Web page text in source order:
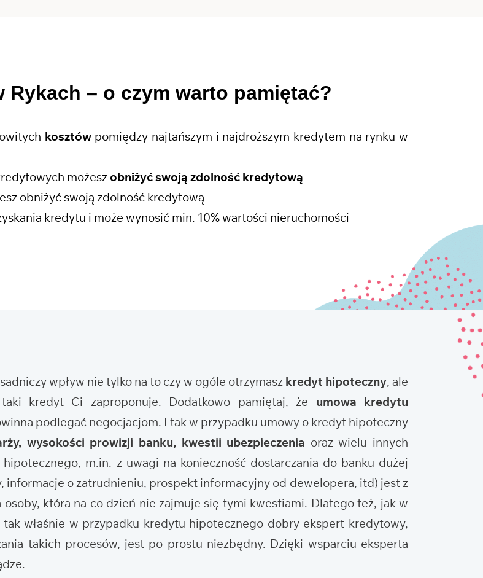
Rykach – o czym warto pamiętać?
kosztówpomiędzy najtańszym i najdroższym kredytem na rynku w
możesz obniżyć swoją zdolność kredytową
obniżyć swoją zdolność kredytową
kredytu i może wynosić min. 10% wartości nieruchomości
wpływ nie tylko na to czy w ogóle otrzymasz kredyt hipoteczny, ale
kredyt Ci zaproponuje. Dodatkowo pamiętaj, że umowa kredytu
podlegać negocjacjom. I tak w przypadku umowy o kredyt hipoteczny
wysokości prowizji banku, kwestii ubezpieczenia oraz wielu innych
m.in. z uwagi na konieczność dostarczania do banku dużej
informacje o zatrudnieniu, prospekt informacyjny od dewelopera, itd) jest z
która na co dzień nie zajmuje się tymi kwestiami. Dlatego też, jak w
właśnie w przypadku kredytu hipotecznego dobry ekspert kredytowy,
takich procesów, jest po prostu niezbędny. Dzięki wsparciu eksperta